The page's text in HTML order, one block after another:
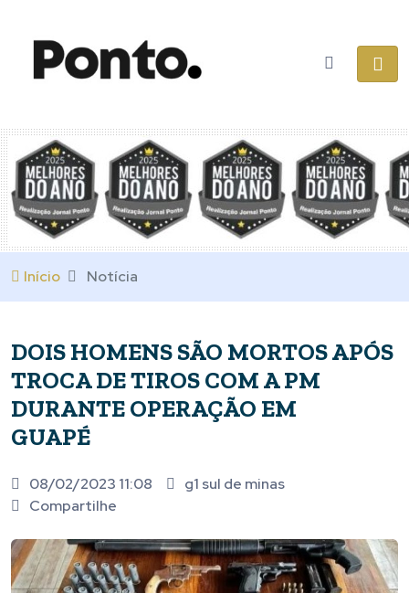
Início Notícia
DOIS HOMENS SÃO MORTOS APÓS
TROCA DE TIROS COM A PM
DURANTE OPERAÇÃO EM
GUAPÉ
08/02/2023 11:08
g1 sul de minas
Compartilhe